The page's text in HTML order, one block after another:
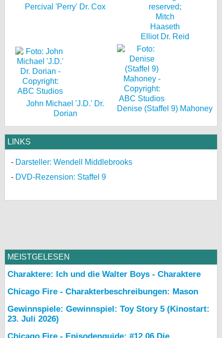
Percival 'Perry' Dr. Cox
Elliot Dr. Reid
John Michael 'J.D.' Dr.
Dorian
Denise (Staffel 9) Mahoney
LINKS
Darsteller: Wendell Middlebrooks
DVD-Rezension: Staffel 9
MEISTGELESEN
Charaktere: Ich und die Walter Boys - Charaktere
Chicago Fire - Charakterbeschreibungen: Mason
Gewinnspiele: Gewinnspiel: Toy Story 5 (Kinostart:
23. Juli 2026)